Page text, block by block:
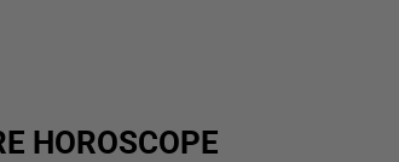
HOROSCOPE